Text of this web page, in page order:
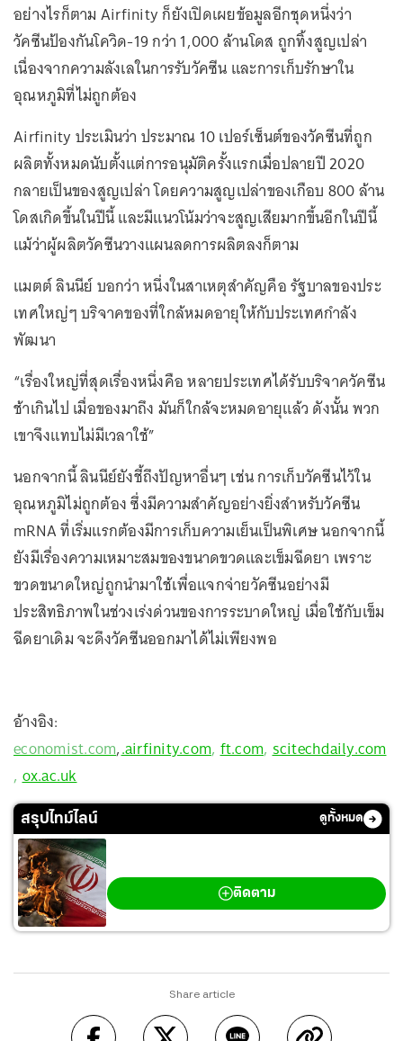
อย่างไรก็ตาม Airfinity ก็ยังเปิดเผยข้อมูลอีกชุดหนึ่งว่า
วัคซีนป้องกันโควิด-19 กว่า 1,000 ล้านโดส ถูกทิ้งสูญเปล่า
เนื่องจากความลังเลในการรับวัคซีน และการเก็บรักษาใน
อุณหภูมิที่ไม่ถูกต้อง
Airfinity ประเมินว่า ประมาณ 10 เปอร์เซ็นต์ของวัคซีนที่ถูก
ผลิตทั้งหมดนับตั้งแต่การอนุมัติครั้งแรกเมื่อปลายปี 2020
กลายเป็นของสูญเปล่า โดยความสูญเปล่าของเกือบ 800 ล้าน
โดสเกิดขึ้นในปีนี้ และมีแนวโน้มว่าจะสูญเสียมากขึ้นอีกในปีนี้
แม้ว่าผู้ผลิตวัคซีนวางแผนลดการผลิตลงก็ตาม
แมตต์ ลินนีย์ บอกว่า หนึ่งในสาเหตุสำคัญคือ รัฐบาลของประ
เทศใหญ่ๆ บริจาคของที่ใกล้หมดอายุให้กับประเทศกำลัง
พัฒนา
“เรื่องใหญ่ที่สุดเรื่องหนึ่งคือ หลายประเทศได้รับบริจาควัคซีน
ช้าเกินไป เมื่อของมาถึง มันก็ใกล้จะหมดอายุแล้ว ดังนั้น พวก
เขาจึงแทบไม่มีเวลาใช้”
นอกจากนี้ ลินนีย์ยังชี้ถึงปัญหาอื่นๆ เช่น การเก็บวัคซีนไว้ใน
อุณหภูมิไม่ถูกต้อง ซึ่งมีความสำคัญอย่างยิ่งสำหรับวัคซีน
mRNA ที่เริ่มแรกต้องมีการเก็บความเย็นเป็นพิเศษ นอกจากนี้
ยังมีเรื่องความเหมาะสมของขนาดขวดและเข็มฉีดยา เพราะ
ขวดขนาดใหญ่ถูกนำมาใช้เพื่อแจกจ่ายวัคซีนอย่างมี
ประสิทธิภาพในช่วงเร่งด่วนของการระบาดใหญ่ เมื่อใช้กับเข็ม
ฉีดยาเดิม จะดึงวัคซีนออกมาได้ไม่เพียงพอ
อ้างอิง:
economist.com,.airfinity.com,ft.com,scitechdaily.com
,ox.ac.uk
สรุปไทม์ไลน์ ดูทั้งหมด
ติดตาม
Share article